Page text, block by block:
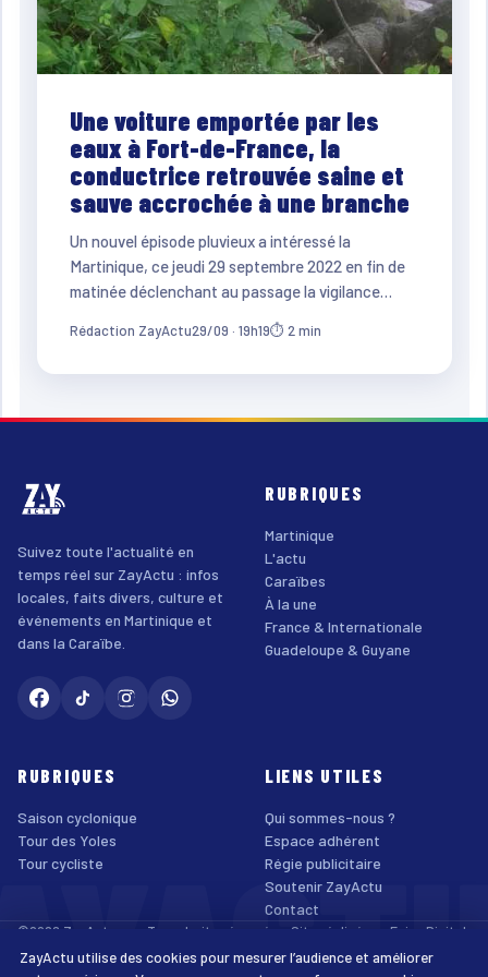
Une voiture emportée par les
eaux à Fort-de-France, la
conductrice retrouvée saine et
sauve accrochée à une branche
Un nouvel épisode pluvieux a intéressé la
Martinique, ce jeudi 29 septembre 2022 en fin de
matinée déclenchant au passage la vigilance…
Rédaction ZayActu29/09 · 19h19⏱ 2 min
Suivez toute l'actualité en
temps réel sur ZayActu : infos
locales, faits divers, culture et
événements en Martinique et
dans la Caraïbe.
RUBRIQUES
Martinique
L'actu
Caraïbes
À la une
France & Internationale
Guadeloupe & Guyane
RUBRIQUES
Saison cyclonique
Tour des Yoles
Tour cycliste
LIENS UTILES
Qui sommes-nous ?
Espace adhérent
Régie publicitaire
Soutenir ZayActu
Contact
©2026 ZayActu.org. Tous droits réservés. · Site réalisé par Enjoy Digital
Agency
Mentions légales
Confidentialité Cookies Accessibilité
ZayActu utilise des cookies pour mesurer l’audience et améliorer